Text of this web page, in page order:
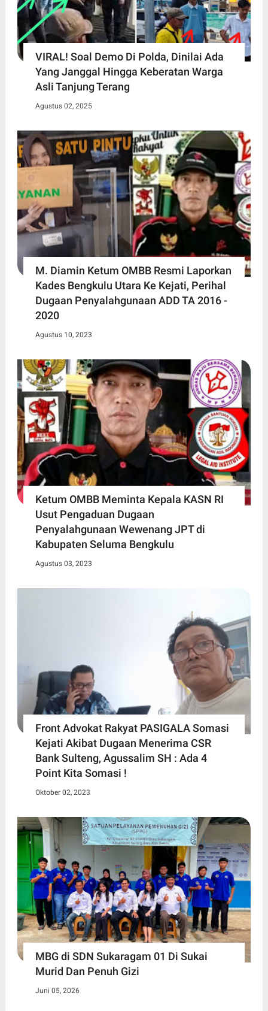
VIRAL! Soal Demo Di Polda, Dinilai Ada
Yang Janggal Hingga Keberatan Warga
Asli Tanjung Terang
Agustus 02, 2025
M. Diamin Ketum OMBB Resmi Laporkan
Kades Bengkulu Utara Ke Kejati, Perihal
Dugaan Penyalahgunaan ADD TA 2016 -
2020
Agustus 10, 2023
Ketum OMBB Meminta Kepala KASN RI
Usut Pengaduan Dugaan
Penyalahgunaan Wewenang JPT di
Kabupaten Seluma Bengkulu
Agustus 03, 2023
Front Advokat Rakyat PASIGALA Somasi
Kejati Akibat Dugaan Menerima CSR
Bank Sulteng, Agussalim SH : Ada 4
Point Kita Somasi !
Oktober 02, 2023
MBG di SDN Sukaragam 01 Di Sukai
Murid Dan Penuh Gizi
Juni 05, 2026